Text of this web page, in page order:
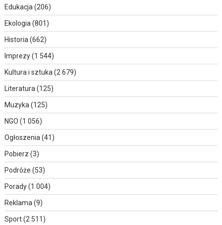
Edukacja(206)
Ekologia(801)
Historia(662)
Imprezy(1 544)
Kultura i sztuka(2 679)
Literatura(125)
Muzyka(125)
NGO (1 056)
Ogłoszenia(41)
Pobierz (3)
Podróże (53)
Porady(1 004)
Reklama(9)
Sport(2 511)